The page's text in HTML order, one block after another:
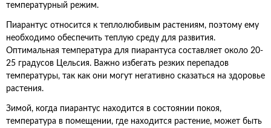
температурный режим.
Пиарантус относится к теплолюбивым растениям, поэтому ему
необходимо обеспечить теплую среду для развития.
Оптимальная температура для пиарантуса составляет около 20-
25 градусов Цельсия. Важно избегать резких перепадов
температуры, так как они могут негативно сказаться на здоровье
растения.
Зимой, когда пиарантус находится в состоянии покоя,
температура в помещении, где находится растение, может быть